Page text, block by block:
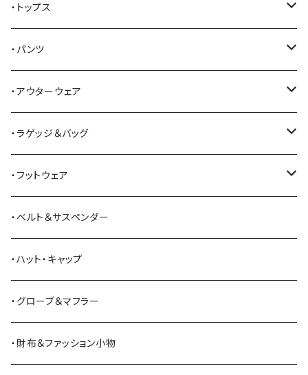
AKER
Alden
ALFONSO'S OF HOLLYWOOD LEATHER
All American Khakis
American Optical
ANDERSON BEAN BOOT CO.
Bass Pro Shops
BATTLE LAKE
Barbour
・トップス
Tシャツ
シャツ
ベスト
セーター
スウェットシャツ
カーディガン
パーカー
・パンツ
ジーンズ
ワークパンツ
オーバーオール
ミリタリーパンツ
ツナギ
ジャージ・スウェット
ハーフパンツ・ショートパンツ
・アウターウェア
コート
ジャケット
ベスト
・ラゲッジ＆バッグ
トートバッグ
ショルダーバッグ
リュック・バックパック
ボストンバッグ・ダッフルバッグ
ヒップバッグ・ファニーパック
・フットウェア
ブーツ
スニーカー
サンダル
その他シューズ
・ベルト＆サスペンダー
・ハット・キャップ
・グローブ＆マフラー
・財布＆ファッション小物